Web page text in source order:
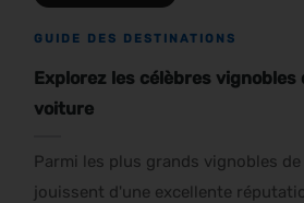
GUIDE DES DESTINATIONS
Explorez les célèbres vignobles
voiture
Parmi les plus grands vignobles de
jouissent d'une excellente